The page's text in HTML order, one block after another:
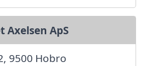
Axelsen ApS
9500 Hobro